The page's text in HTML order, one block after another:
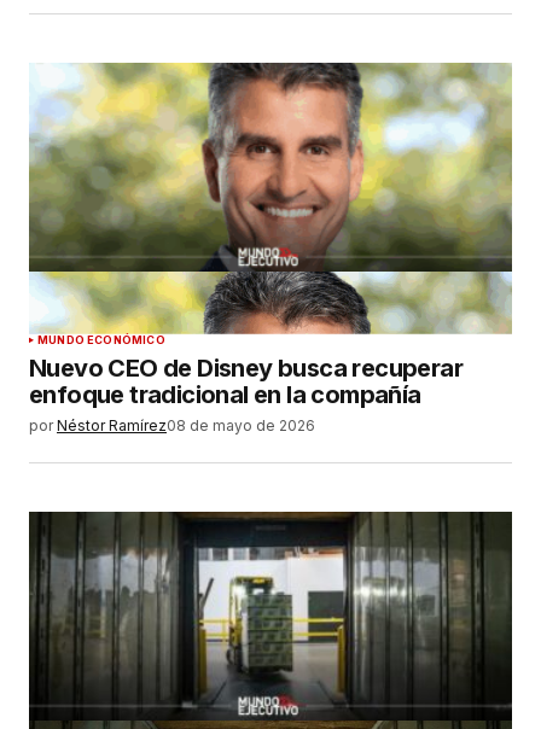
MUNDO ECONÓMICO
Nuevo CEO de Disney busca recuperar
enfoque tradicional en la compañía
por Néstor Ramírez08 de mayo de 2026